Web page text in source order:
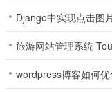
1、新闻资讯：汇聚热
3、生活服务：提供便
Django中实现点击图
旅游网站管理系统
wordpress博客如何